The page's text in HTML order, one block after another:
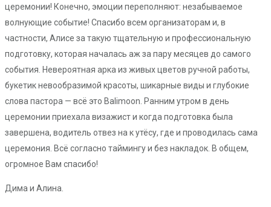
церемонии! Конечно, эмоции переполняют: незабываемое
волнующие событие! Спасибо всем организаторам и, в
частности, Алисе за такую тщательную и профессиональную
подготовку, которая началась аж за пару месяцев до самого
события. Невероятная арка из живых цветов ручной работы,
букетик невообразимой красоты, шикарные виды и глубокие
слова пастора — всё это Balimoon. Ранним утром в день
церемонии приехала визажист и когда подготовка была
завершена, водитель отвез на к утёсу, где и проводилась сама
церемония. Всё согласно таймингу и без накладок. В общем,
огромное Вам спасибо!
Дима и Алина.